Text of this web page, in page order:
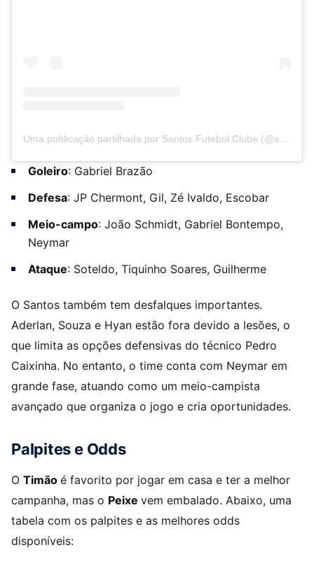
Uma publicação partilhada por Santos Futebol Clube (@santosfc)
Goleiro: Gabriel Brazão
Defesa: JP Chermont, Gil, Zé Ivaldo, Escobar
Meio-campo: João Schmidt, Gabriel Bontempo,
Neymar
Ataque: Soteldo, Tiquinho Soares, Guilherme
O Santos também tem desfalques importantes.
Aderlan, Souza e Hyan estão fora devido a lesões, o
que limita as opções defensivas do técnico Pedro
Caixinha. No entanto, o time conta com Neymar em
grande fase, atuando como um meio-campista
avançado que organiza o jogo e cria oportunidades.
Palpites e Odds
O Timão é favorito por jogar em casa e ter a melhor
campanha, mas o Peixe vem embalado. Abaixo, uma
tabela com os palpites e as melhores odds
disponíveis: